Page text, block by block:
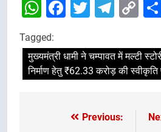
WhatsApp
Facebook
Twitter
Tagged:
मुख्यमंत्री धामी ने चम्पावत में मल्टी
निर्माण हेतु ₹62.33 करोड़ की स्वीकृति
Previous: